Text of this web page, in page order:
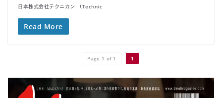
日本株式会社テクニカン （Technic
Read More
Page 1 of 1 1